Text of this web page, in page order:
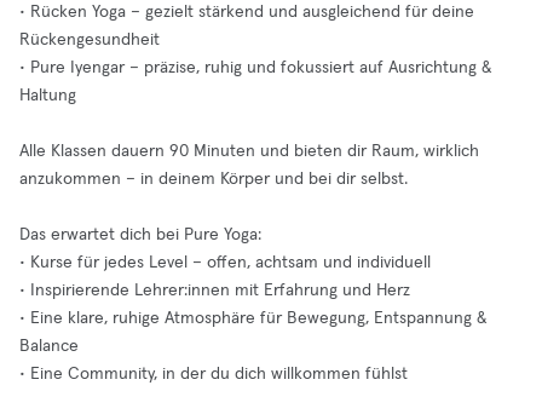
• Rücken Yoga – gezielt stärkend und ausgleichend für deine
Rückengesundheit
• Pure Iyengar – präzise, ruhig und fokussiert auf Ausrichtung &
Haltung
Alle Klassen dauern 90 Minuten und bieten dir Raum, wirklich
anzukommen – in deinem Körper und bei dir selbst.
Das erwartet dich bei Pure Yoga:
• Kurse für jedes Level – offen, achtsam und individuell
• Inspirierende Lehrer:innen mit Erfahrung und Herz
• Eine klare, ruhige Atmosphäre für Bewegung, Entspannung &
Balance
• Eine Community, in der du dich willkommen fühlst